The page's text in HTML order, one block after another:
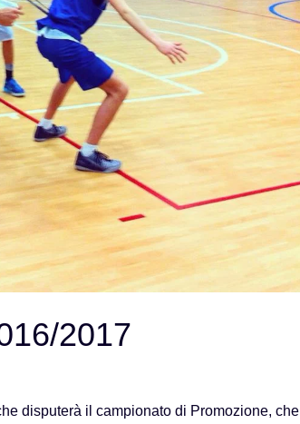
2017
disputerà il campionato di Promozione, che